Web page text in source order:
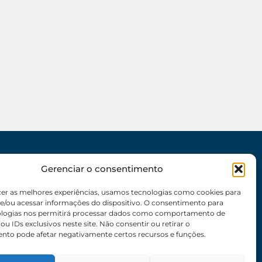
Gerenciar o consentimento
as melhores experiências, usamos tecnologias como cookies para
ou acessar informações do dispositivo. O consentimento para
nos permitirá processar dados como comportamento de
IDs exclusivos neste site. Não consentir ou retirar o
pode afetar negativamente certos recursos e funções.
SEDE
(Somente WhatsApp)
Atendimento: 8:30h às 17:30h
Endereço:Rua 56 – Palácio dos Colibris, N° 390,
Jardim Goiás, Goiânia-GO, CEP 74810240